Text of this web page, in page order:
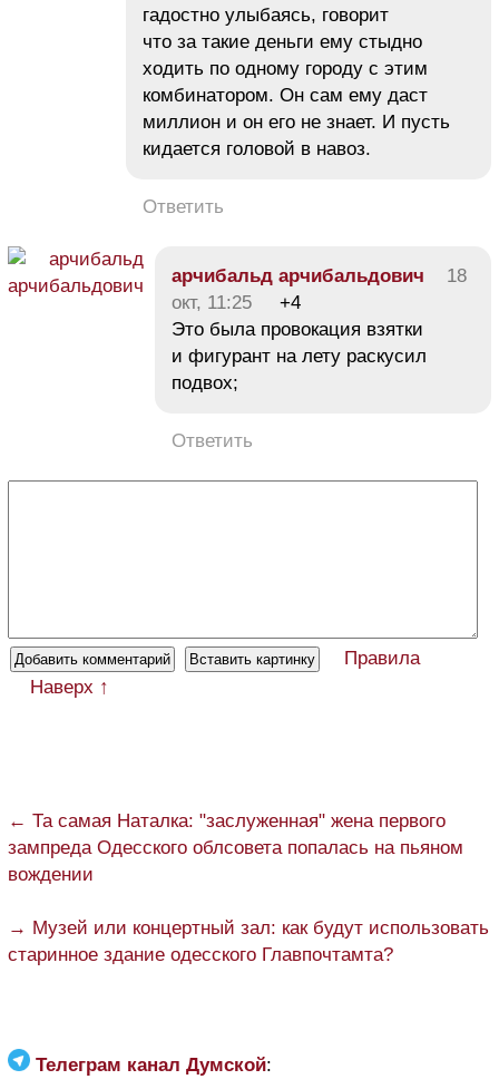
гадостно улыбаясь, говорит
что за такие деньги ему стыдно
ходить по одному городу с этим
комбинатором. Он сам ему даст
миллион и он его не знает. И пусть
кидается головой в навоз.
Ответить
арчибальд арчибальдович
18
окт, 11:25
+4
Это была провокация взятки
и фигурант на лету раскусил
подвох;
Ответить
Правила
Наверх ↑
← Та самая Наталка: "заслуженная" жена первого
зампреда Одесского облсовета попалась на пьяном
вождении
→ Музей или концертный зал: как будут использовать
старинное здание одесского Главпочтамта?
Телеграм канал Думской: